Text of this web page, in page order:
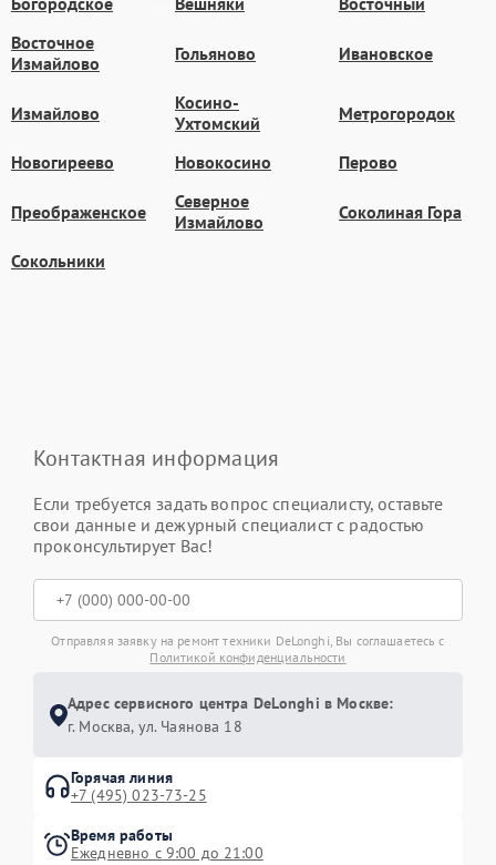
Восточное
Измайлово
Гольяново Ивановское
Измайлово
Косино-
Ухтомский
Метрогородок
Новогиреево Новокосино Перово
Преображенское
Северное
Измайлово
Соколиная Гора
Сокольники
Контактная информация
Если требуется задать вопрос специалисту, оставьте
свои данные и дежурный специалист с радостью
проконсультирует Вас!
Отправляя заявку на ремонт техники DeLonghi, Вы соглашаетесь с
Политикой конфиденциальности
Адрес сервисного центра DeLonghi в Москве:
г. Москва, ул. Чаянова 18
Горячая линия
+7 (495) 023-73-25
Время работы
Ежедневно с 9:00 до 21:00